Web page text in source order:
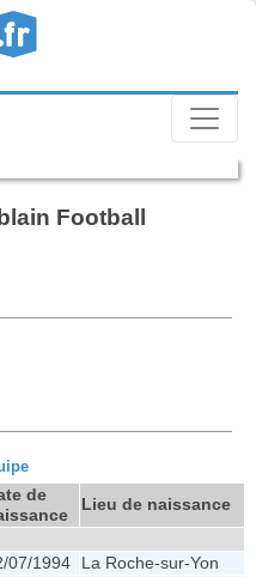
Football
de
Lieu de naissance
07/1994
La Roche-sur-Yon